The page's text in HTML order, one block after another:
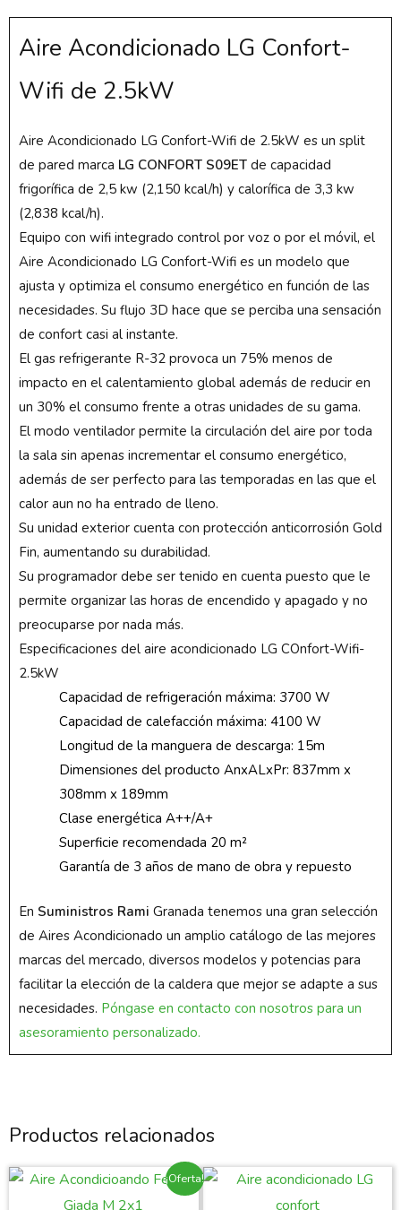
Aire Acondicionado LG Confort-
Wifi de 2.5kW
Aire Acondicionado LG Confort-Wifi de 2.5kW es un split
de pared marca LG CONFORT S09ET de capacidad
frigorífica de 2,5 kw (2,150 kcal/h) y calorífica de 3,3 kw
(2,838 kcal/h).
Equipo con wifi integrado control por voz o por el móvil, el
Aire Acondicionado LG Confort-Wifi es un modelo que
ajusta y optimiza el consumo energético en función de las
necesidades. Su flujo 3D hace que se perciba una sensación
de confort casi al instante.
El gas refrigerante R-32 provoca un 75% menos de
impacto en el calentamiento global además de reducir en
un 30% el consumo frente a otras unidades de su gama.
El modo ventilador permite la circulación del aire por toda
la sala sin apenas incrementar el consumo energético,
además de ser perfecto para las temporadas en las que el
calor aun no ha entrado de lleno.
Su unidad exterior cuenta con protección anticorrosión Gold
Fin, aumentando su durabilidad.
Su programador debe ser tenido en cuenta puesto que le
permite organizar las horas de encendido y apagado y no
preocuparse por nada más.
Especificaciones del aire acondicionado LG COnfort-Wifi-
2.5kW
Capacidad de refrigeración máxima: 3700 W
Capacidad de calefacción máxima: 4100 W
Longitud de la manguera de descarga: 15m
Dimensiones del producto AnxALxPr: 837mm x
308mm x 189mm
Clase energética A++/A+
Superficie recomendada 20 m²
Garantía de 3 años de mano de obra y repuesto
En Suministros Rami Granada tenemos una gran selección
de Aires Acondicionado un amplio catálogo de las mejores
marcas del mercado, diversos modelos y potencias para
facilitar la elección de la caldera que mejor se adapte a sus
necesidades. Póngase en contacto con nosotros para un
asesoramiento personalizado.
Productos relacionados
¡Oferta!